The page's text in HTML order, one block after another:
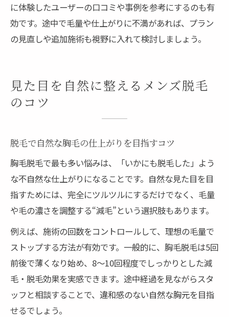
に体験したユーザーの口コミや事例を参考にするのも有
効です。途中で毛量や仕上がりに不満があれば、プラン
の見直しや追加施術も視野に入れて検討しましょう。
見た目を自然に整えるメンズ脱毛
のコツ
脱毛で自然な胸毛の仕上がりを目指すコツ
胸毛脱毛で最も多い悩みは、「いかにも脱毛した」よう
な不自然な仕上がりになることです。自然な見た目を目
指すためには、完全にツルツルにするだけでなく、毛量
や毛の濃さを調整する“減毛”という選択肢もあります。
例えば、施術の回数をコントロールして、理想の毛量で
ストップする方法が有効です。一般的に、胸毛脱毛は5回
前後で薄くなり始め、8～10回程度でしっかりとした減
毛・脱毛効果を実感できます。途中経過を見ながらスタ
ッフと相談することで、違和感のない自然な胸元を目指
せるでしょう。